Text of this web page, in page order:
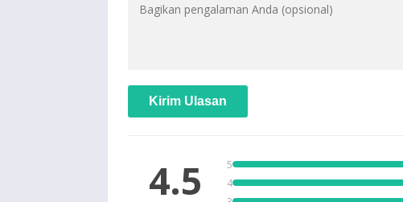
Kirim Ulasan
4.5
5
4